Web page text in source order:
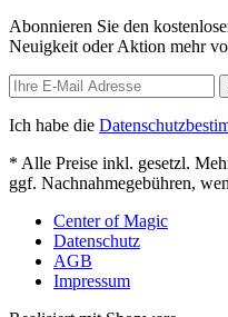
Abonnieren Sie den
Neuigkeit oder Aktion mehr
Ich habe die
* Alle Preise inkl. gesetzl.
ggf. Nachnahmegebühren,
Center of Magic
Datenschutz
AGB
Impressum